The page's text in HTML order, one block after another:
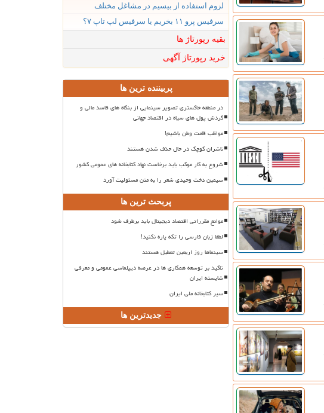
لزوم استفاده از بیسیم در مشاغل مختلف
سرفیس پرو ۱۱ بخریم یا سرفیس لپ تاپ ۷؟
بقیه رپورتاژ ها
خرید رپورتاژ آگهی
پربیننده ترین ها
در منطقه خاکستری تصویر سینمایی از بنگاه های فاسد مالی و
گردش پول های سیاه در اقتصاد جهانی
مواظب قامت وطن باشیم!
ناشران کوچک در حال حذف شدن هستند
شروع به کار موکب باید برخاست نهاد کتابخانه های عمومی کشور
سیمین دخت وحیدی شعر را به متن مسئولیت آورد
پربحث ترین ها
موانع مقرراتی اقتصاد دیجیتال باید برطرف شود
لطفا زبان فارسی را تکه پاره نکنید!
سینماها روز اربعین تعطیل هستند
تاکید بر توسعه همکاری ها در عرصه دیپلماسی عمومی و معرفی
شایسته ایران
سیر کتابخانه ملی ایران
جدیدترین ها